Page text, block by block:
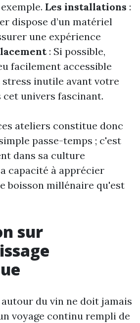
Les installations :
dispose d’un matériel
une expérience
: Si possible,
facilement accessible
inutile avant votre
univers fascinant.
ateliers constitue donc
passe-temps ; c'est
dans sa culture
capacité à apprécier
boisson millénaire qu'est
sur
du vin ne doit jamais
voyage continu rempli de